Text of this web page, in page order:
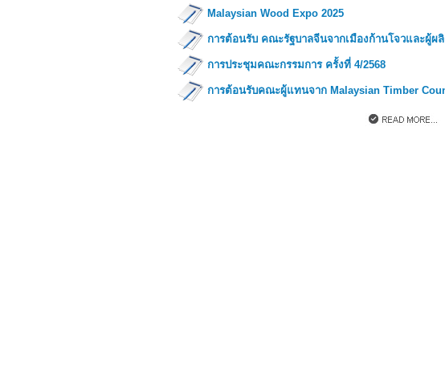
Malaysian Wood Expo 2025
การต้อนรับ คณะรัฐบาลจีนจากเมืองก้านโจวและผู้ผ
การประชุมคณะกรรมการ ครั้งที่ 4/2568
การต้อนรับคณะผู้แทนจาก Malaysian Timber